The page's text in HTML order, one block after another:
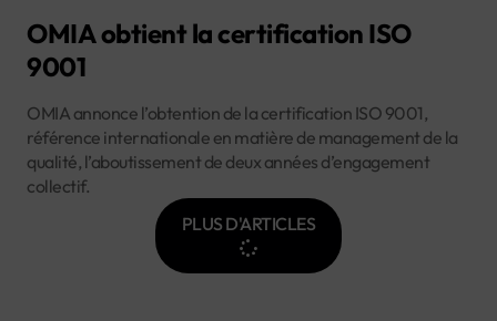
OMIA obtient la certification ISO
9001
OMIA annonce l’obtention de la certification ISO 9001,
référence internationale en matière de management de la
qualité, l’aboutissement de deux années d’engagement
collectif.
PLUS D'ARTICLES